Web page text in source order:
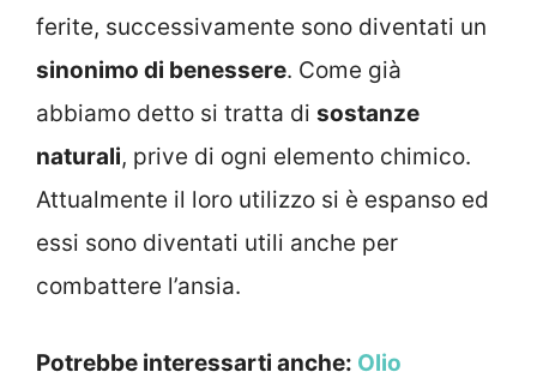
ferite, successivamente sono diventati un
sinonimo di benessere. Come già
abbiamo detto si tratta di sostanze
naturali, prive di ogni elemento chimico.
Attualmente il loro utilizzo si è espanso ed
essi sono diventati utili anche per
combattere l’ansia.
Potrebbe interessarti anche: Olio